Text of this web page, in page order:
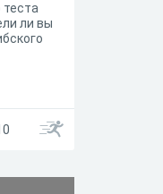
теста
ли вы